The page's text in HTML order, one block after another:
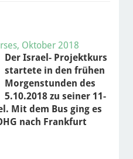
Oktober 2018
Der Israel- Projektkurs
startete in den frühen
Morgenstunden des
5.10.2018 zu seiner 11-
Mit dem Bus ging es
nach Frankfurt